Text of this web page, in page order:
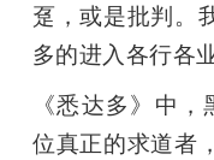
趸，或是批判。
多的进入各行各
《悉达多》中
位真正的求道者